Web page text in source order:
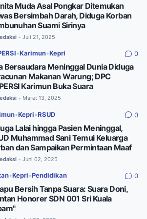
Muda Asal Pongkar Ditemukan
Bersimbah Darah, Diduga Korban
Suami Sirinya
• Juli 21, 2025
•Karimun•Kepri 0
Bersaudara Meninggal Dunia Diduga
Makanan Warung; DPC
Karimun Buka Suara
• Maret 13, 2025
•Kepri •RSUD 0
Lalai hingga Pasien Meninggal,
Muhammad Sani Temui Keluarga
dan Sampaikan Permintaan Maaf
• Juni 02, 2025
•Kepri •Pendidikan 0
Bersih Tanpa Suara: Suara Doni,
Honorer SDN 001 Sri Kuala